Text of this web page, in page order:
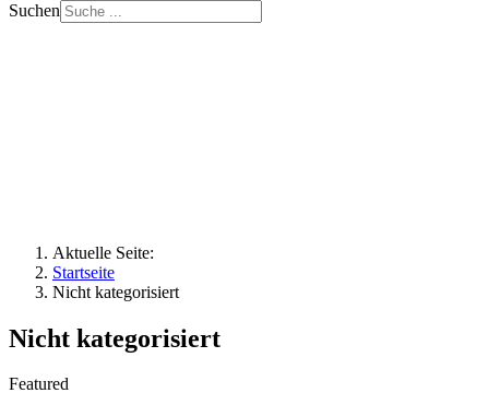
Suchen
Aktuelle Seite:
Startseite
Nicht kategorisiert
Nicht kategorisiert
Featured